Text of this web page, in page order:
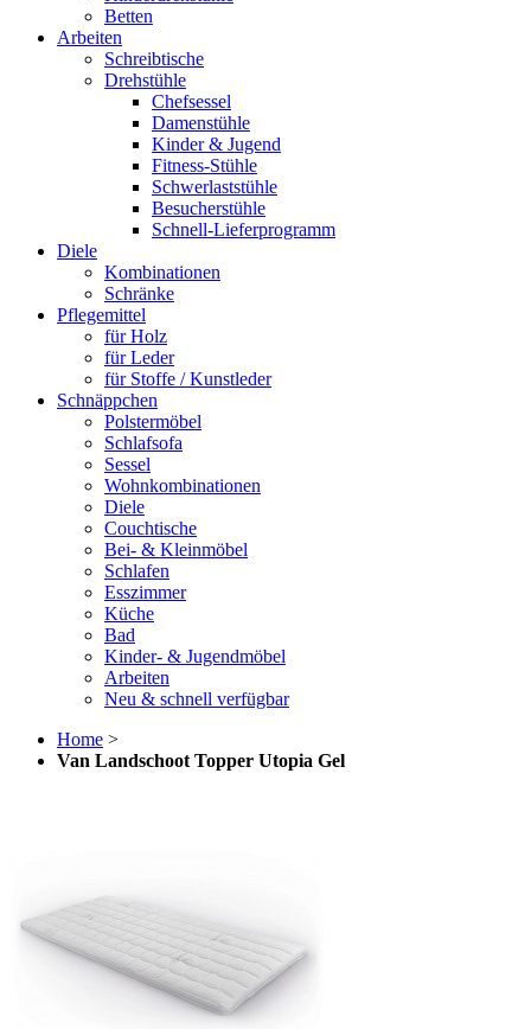
Betten
Arbeiten
Schreibtische
Drehstühle
Chefsessel
Damenstühle
Kinder & Jugend
Fitness-Stühle
Schwerlaststühle
Besucherstühle
Schnell-Lieferprogramm
Diele
Kombinationen
Schränke
Pflegemittel
für Holz
für Leder
für Stoffe / Kunstleder
Schnäppchen
Polstermöbel
Schlafsofa
Sessel
Wohnkombinationen
Diele
Couchtische
Bei- & Kleinmöbel
Schlafen
Esszimmer
Küche
Bad
Kinder- & Jugendmöbel
Arbeiten
Neu & schnell verfügbar
Home >
Van Landschoot Topper Utopia Gel